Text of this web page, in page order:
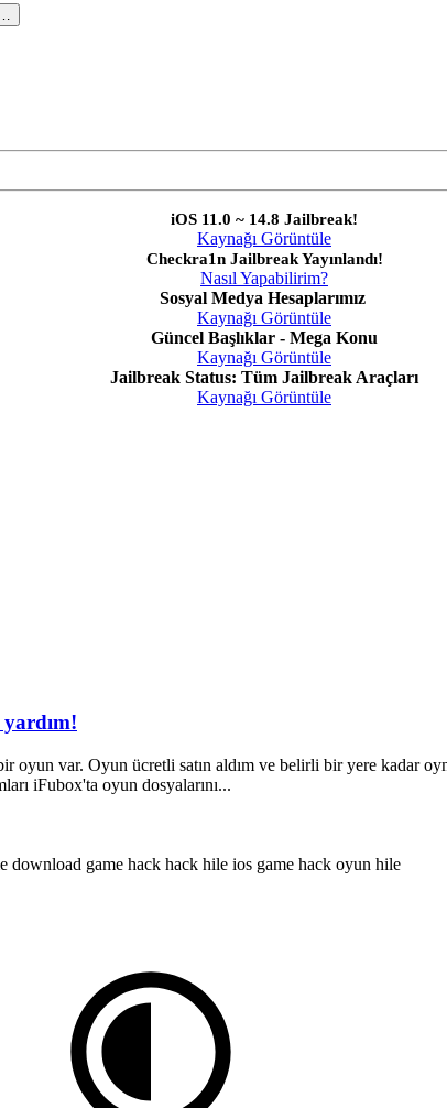
iOS 11.0 ~ 14.8 Jailbreak!
Kaynağı Görüntüle
Checkra1n Jailbreak Yayınlandı!
Nasıl Yapabilirim?
Sosyal Medya Hesaplarımız
Kaynağı Görüntüle
Güncel Başlıklar - Mega Konu
Kaynağı Görüntüle
Jailbreak Status: Tüm Jailbreak Araçları
Kaynağı Görüntüle
oyun var. Oyun ücretli satın aldım ve belirli bir yere kadar
iFubox'ta oyun dosyalarını...
download game hack hack hile ios game hack oyun hile